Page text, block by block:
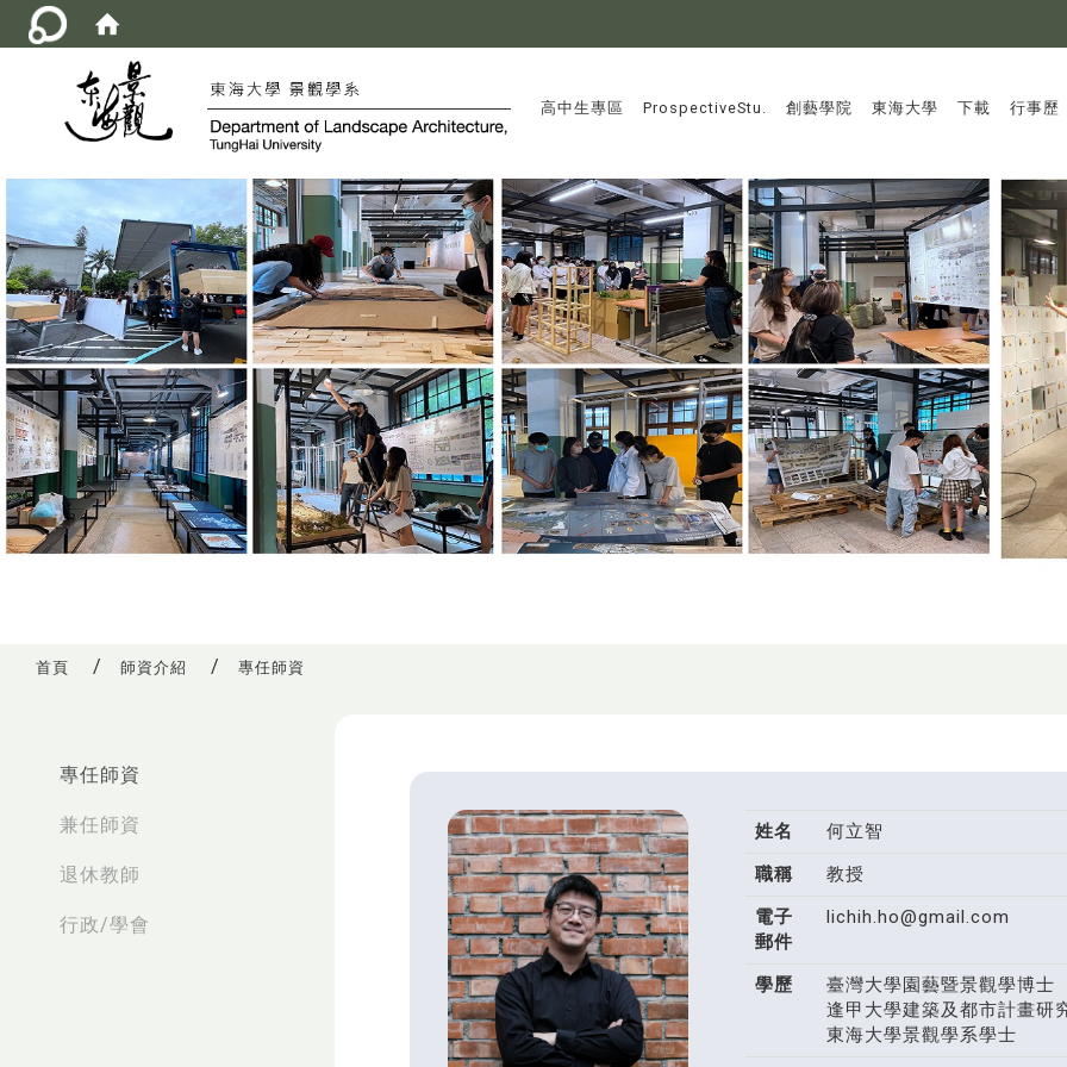
:::
高中生專區 ProspectiveStu. 創藝學院 東海大學 下載 行事歷
首頁 師資介紹 專任師資
專任師資
兼任師資
退休教師
行政/學會
姓名
何立智
職稱
教授
電子
郵件
lichih.ho@gmail.com
學歷
臺灣大學園藝暨景觀學博士
逢甲大學建築及都市計畫研
東海大學景觀學系學士